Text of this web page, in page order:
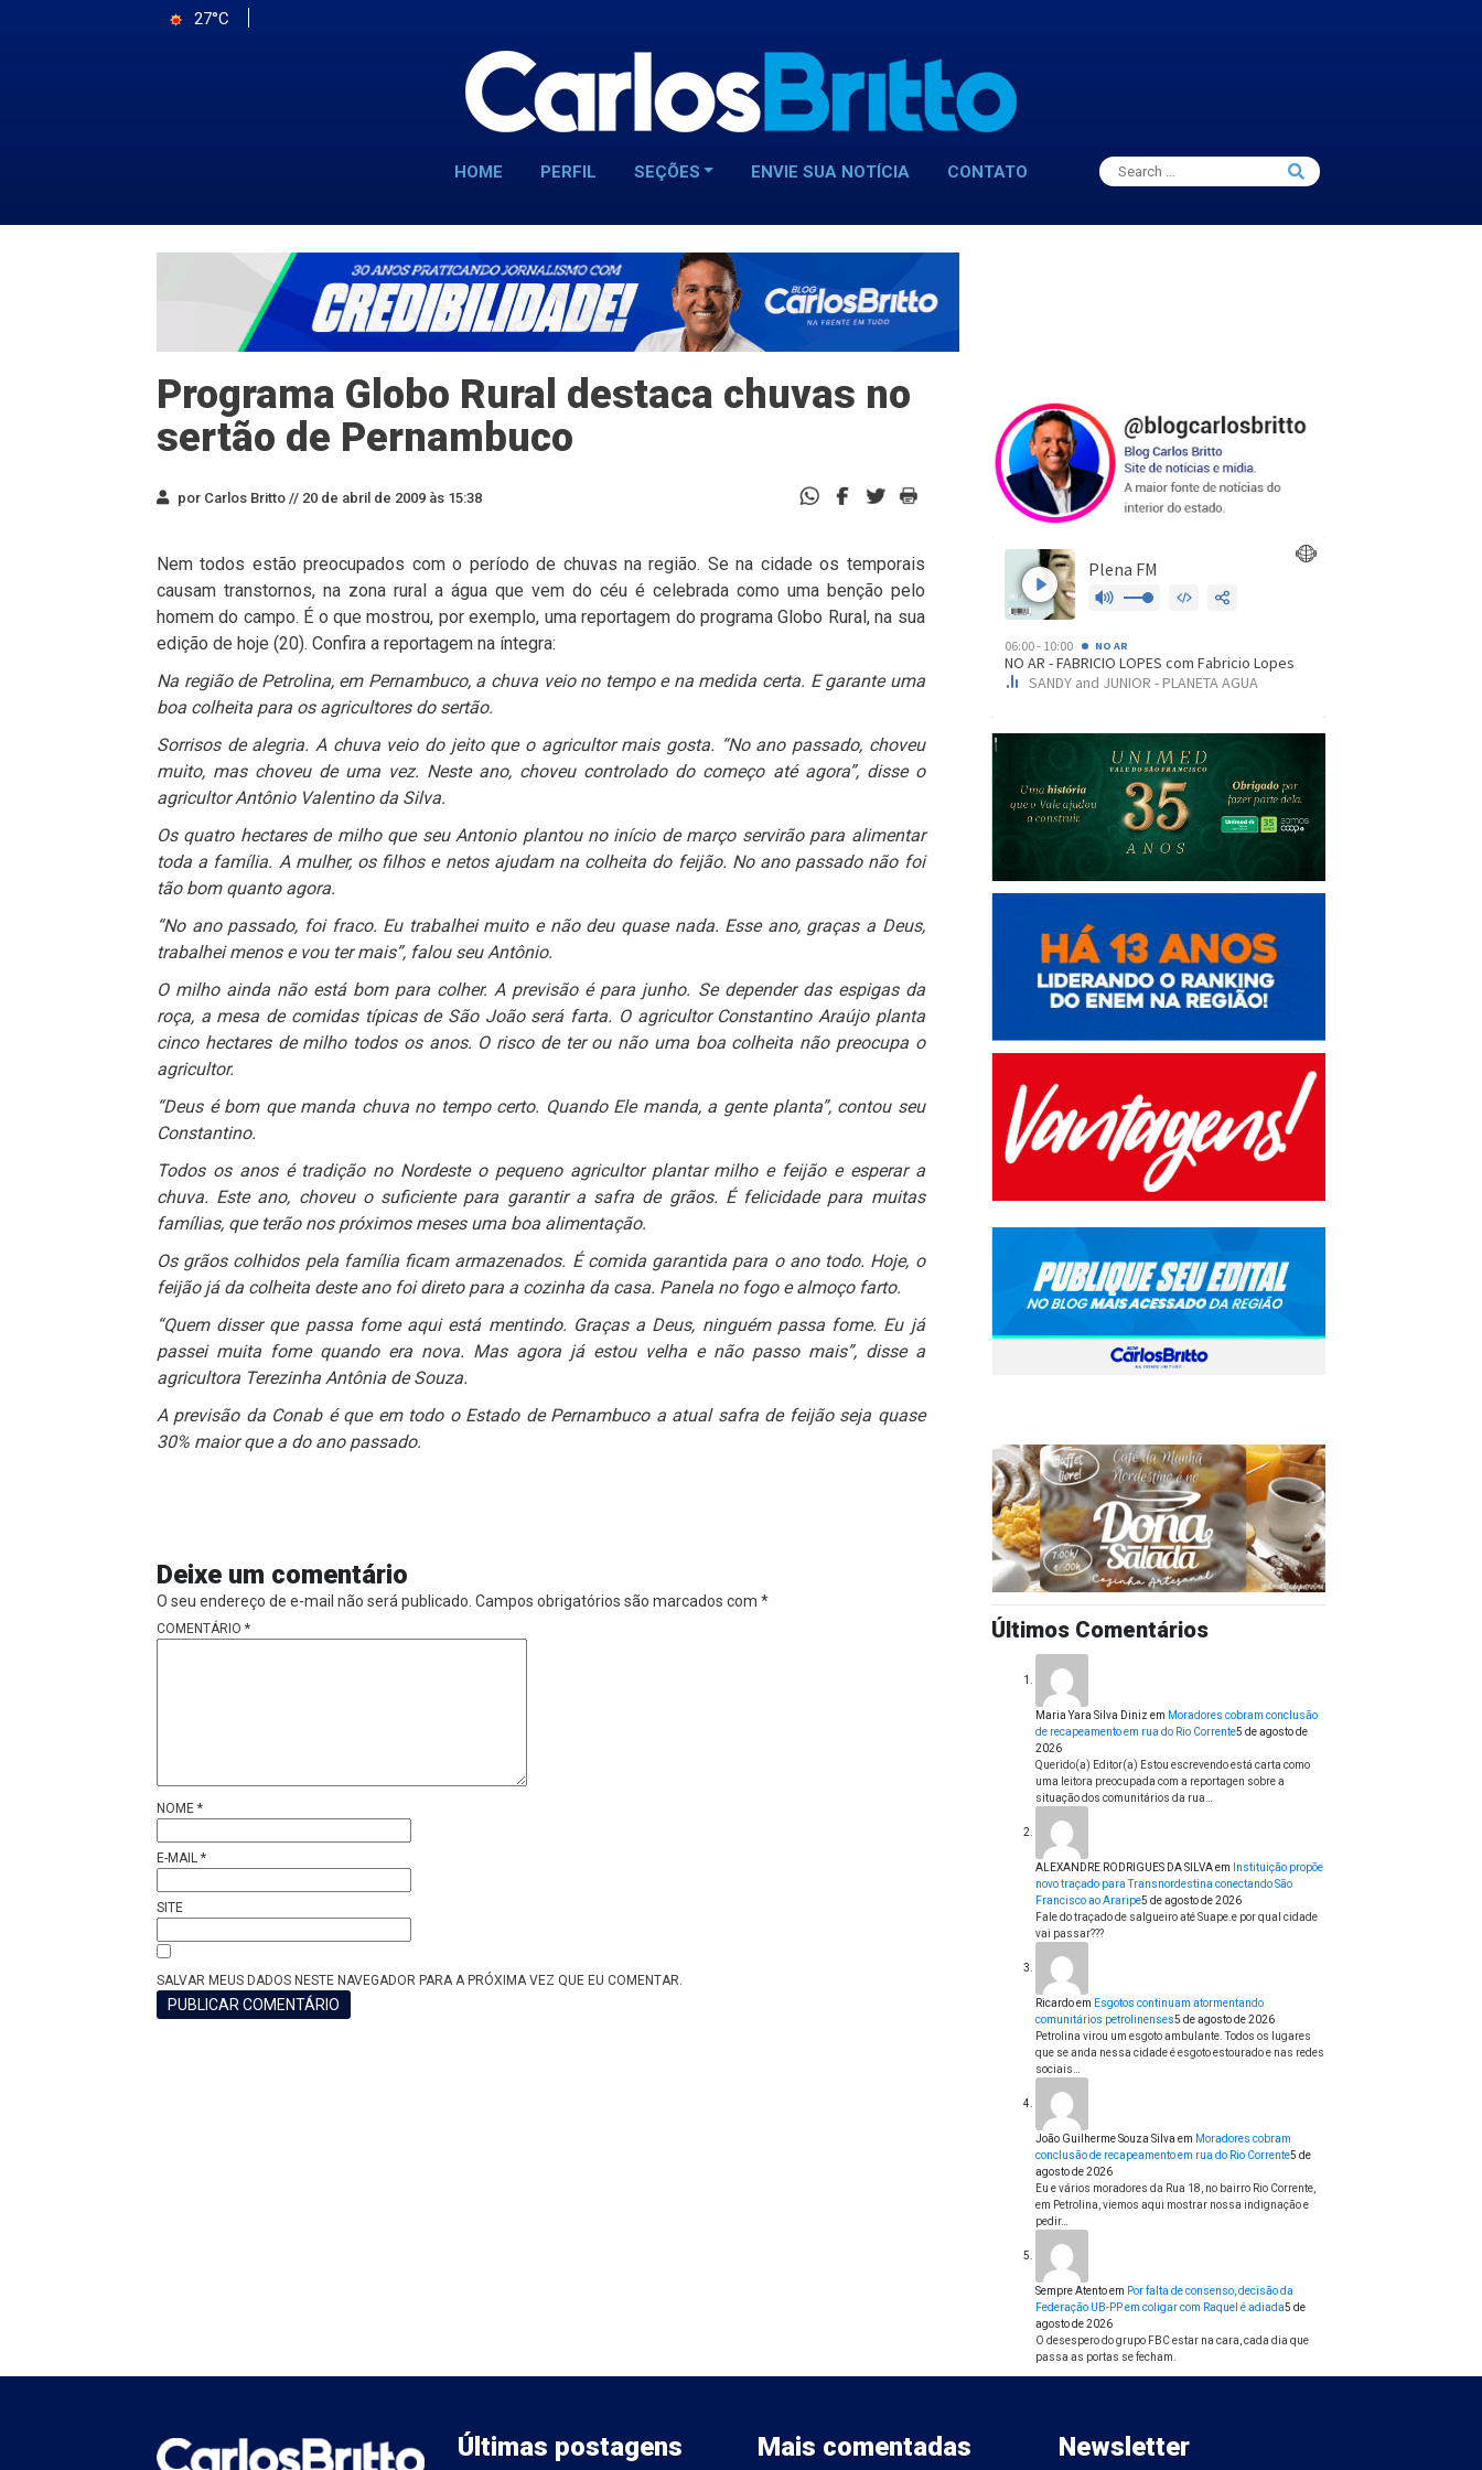
27°C
HOME PERFIL SEÇÕES ENVIE SUA NOTÍCIA CONTATO
Search
for:
Search
Programa Globo Rural destaca chuvas no
sertão de Pernambuco
por Carlos Britto // 20 de abril de 2009 às 15:38
Nem todos estão preocupados com o período de chuvas na região. Se na cidade os temporais
causam transtornos, na zona rural a água que vem do céu é celebrada como uma benção pelo
homem do campo. É o que mostrou, por exemplo, uma reportagem do programa Globo Rural, na sua
edição de hoje (20). Confira a reportagem na íntegra:
Na região de Petrolina, em Pernambuco, a chuva veio no tempo e na medida certa. E garante uma
boa colheita para os agricultores do sertão.
Sorrisos de alegria. A chuva veio do jeito que o agricultor mais gosta. “No ano passado, choveu
muito, mas choveu de uma vez. Neste ano, choveu controlado do começo até agora”, disse o
agricultor Antônio Valentino da Silva.
Os quatro hectares de milho que seu Antonio plantou no início de março servirão para alimentar
toda a família. A mulher, os filhos e netos ajudam na colheita do feijão. No ano passado não foi
tão bom quanto agora.
“No ano passado, foi fraco. Eu trabalhei muito e não deu quase nada. Esse ano, graças a Deus,
trabalhei menos e vou ter mais”, falou seu Antônio.
O milho ainda não está bom para colher. A previsão é para junho. Se depender das espigas da
roça, a mesa de comidas típicas de São João será farta. O agricultor Constantino Araújo planta
cinco hectares de milho todos os anos. O risco de ter ou não uma boa colheita não preocupa o
agricultor.
“Deus é bom que manda chuva no tempo certo. Quando Ele manda, a gente planta”, contou seu
Constantino.
Todos os anos é tradição no Nordeste o pequeno agricultor plantar milho e feijão e esperar a
chuva. Este ano, choveu o suficiente para garantir a safra de grãos. É felicidade para muitas
famílias, que terão nos próximos meses uma boa alimentação.
Os grãos colhidos pela família ficam armazenados. É comida garantida para o ano todo. Hoje, o
feijão já da colheita deste ano foi direto para a cozinha da casa. Panela no fogo e almoço farto.
“Quem disser que passa fome aqui está mentindo. Graças a Deus, ninguém passa fome. Eu já
passei muita fome quando era nova. Mas agora já estou velha e não passo mais”, disse a
agricultora Terezinha Antônia de Souza.
A previsão da Conab é que em todo o Estado de Pernambuco a atual safra de feijão seja quase
30% maior que a do ano passado.
Deixe um comentário
O seu endereço de e-mail não será publicado. Campos obrigatórios são marcados com *
COMENTÁRIO *
NOME *
E-MAIL *
SITE
SALVAR MEUS DADOS NESTE NAVEGADOR PARA A PRÓXIMA VEZ QUE EU COMENTAR.
Últimos Comentários
Maria Yara Silva Diniz em Moradores cobram conclusão
de recapeamento em rua do Rio Corrente5 de agosto de
2026
Querido(a) Editor(a) Estou escrevendo está carta como
uma leitora preocupada com a reportagen sobre a
situação dos comunitários da rua…
ALEXANDRE RODRIGUES DA SILVAem
Instituição propõe
novo traçado para Transnordestina conectando São
Francisco ao Araripe5 de agosto de 2026
Fale do traçado de salgueiro até Suape.e por qual cidade
vai passar???
Ricardoem Esgotos continuam atormentando
comunitários petrolinenses5 de agosto de 2026
Petrolina virou um esgoto ambulante. Todos os lugares
que se anda nessa cidade é esgoto estourado e nas redes
sociais…
João Guilherme Souza Silva em Moradores cobram
conclusão de recapeamento em rua do Rio Corrente5 de
agosto de 2026
Eu e vários moradores da Rua 18, no bairro Rio Corrente,
em Petrolina, viemos aqui mostrar nossa indignação e
pedir…
Sempre Atentoem Por falta de consenso, decisão da
Federação UB-PP em coligar com Raquel é adiada5 de
agosto de 2026
O desespero do grupo FBC estar na cara, cada dia que
passa as portas se fecham.
Últimas postagens Mais comentadas Newsletter